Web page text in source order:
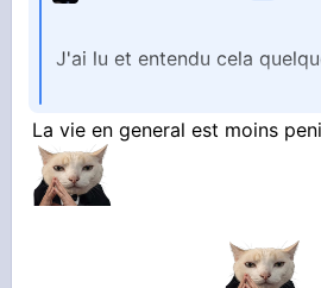
J'ai lu et entendu cela
Est-ce que vous confirmez
La vie en general est moins